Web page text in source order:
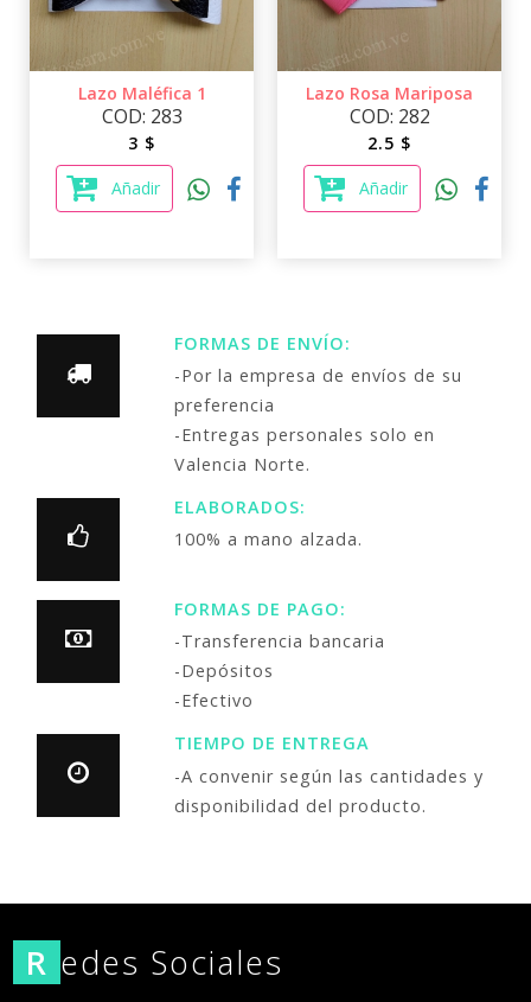
Lazo Maléfica 1
COD: 283
3 $
Añadir
Lazo Rosa Mariposa
COD: 282
2.5 $
Añadir
FORMAS DE ENVÍO:
-Por la empresa de envíos de su
preferencia
-Entregas personales solo en
Valencia Norte.
ELABORADOS:
100% a mano alzada.
FORMAS DE PAGO:
-Transferencia bancaria
-Depósitos
-Efectivo
TIEMPO DE ENTREGA
-A convenir según las cantidades y
disponibilidad del producto.
R edes Sociales